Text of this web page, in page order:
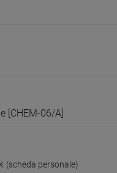
[CHEM-06/A]
(scheda personale)